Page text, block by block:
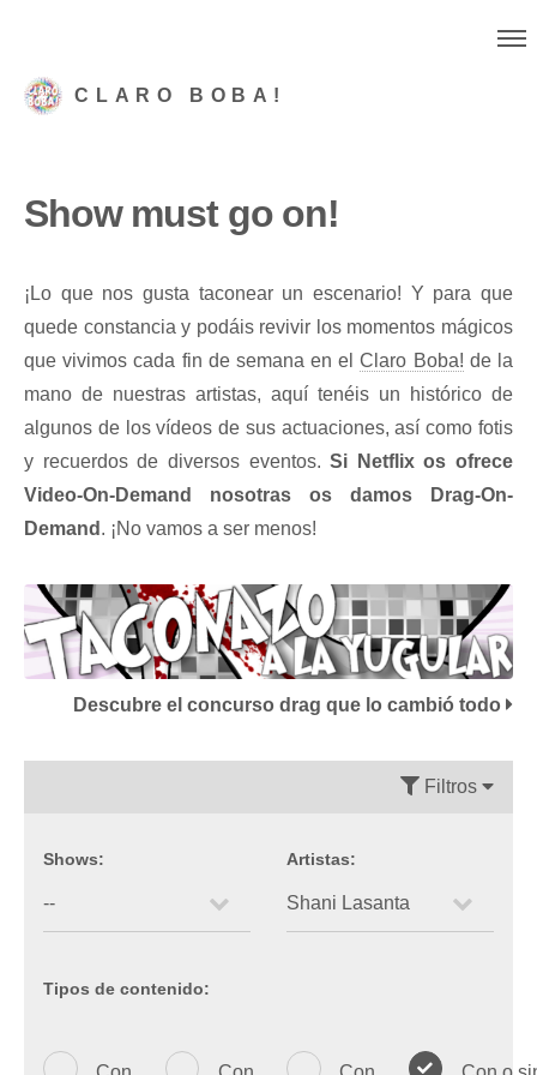
CLARO BOBA!
Show must go on!
¡Lo que nos gusta taconear un escenario! Y para que
quede constancia y podáis revivir los momentos mágicos
que vivimos cada fin de semana en elClaro Boba! de la
mano de nuestras artistas, aquí tenéis un histórico de
algunos de los vídeos de sus actuaciones, así como fotis
y recuerdos de diversos eventos.Si Netflix os ofrece
Video-On-Demand nosotras os damos Drag-On-
Demand . ¡No vamos a ser menos!
Descubre el concurso drag que lo cambió todo
Filtros
Shows: Artistas:
Tipos de contenido: